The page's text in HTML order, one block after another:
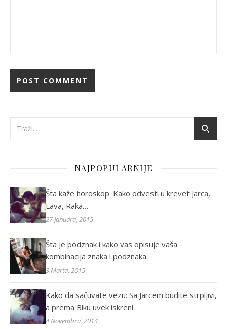
NAJPOPULARNIJE
Šta kaže horoskop: Kako odvesti u krevet Jarca,
Lava, Raka…
27 Januara, 2015
Šta je podznak i kako vas opisuje vaša
kombinacija znaka i podznaka
3 Marta, 2015
Kako da sačuvate vezu: Sa Jarcem budite strpljivi,
a prema Biku uvek iskreni
4 Novembra, 2014